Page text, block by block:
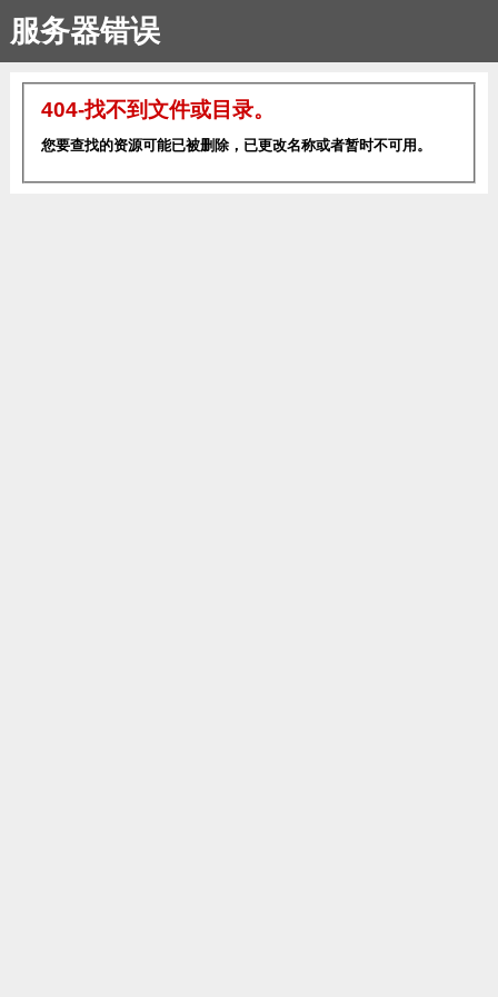
服务器错误
404-找不到文件或目录。
您要查找的资源可能已被删除，已更改名称或者暂时不可用。